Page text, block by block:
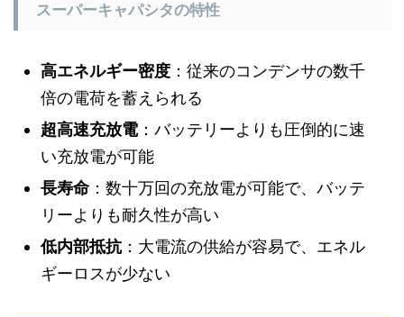
スーパーキャパシタの特性
高エネルギー密度 ：従来のコンデンサの数千
倍の電荷を蓄えられる
超高速充放電：バッテリーよりも圧倒的に速
い充放電が可能
長寿命：数十万回の充放電が可能で、バッテ
リーよりも耐久性が高い
低内部抵抗：大電流の供給が容易で、エネル
ギーロスが少ない